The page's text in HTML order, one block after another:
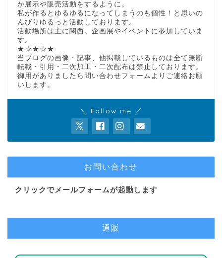
か展示や販売活動をするように。
私が作るとゆるゆるになってしまうのも個性！と思いの
んびりゆるっと活動しております。
活動場所は主に関西。企画展やイベントに参加していま
す。
★☆★☆★
当ブログの画像・記事、他掲載しているものは全て無断
転載・引用・二次加工・二次配布は禁止しております。
御用がありましたら問い合わせフォームよりご連絡お願
いします。
＼ Follow me ／
お問い合わせ
クリックでメールフォームが起動します
通販